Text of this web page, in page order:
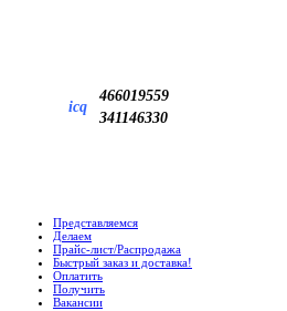
icq
466019559
341146330
Представляемся
Делаем
Прайс-лист/Распродажа
Быстрый заказ и доставка!
Оплатить
Получить
Вакансии